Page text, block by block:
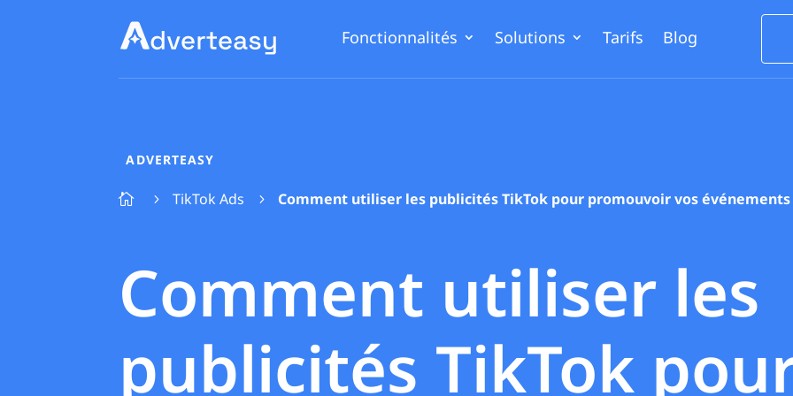
Fonctionnalités Solutions Tarifs Blog
ADVERTEASY
 5 TikTok Ads 5 Comment utiliser les publicités TikTok pour promouvoir vos événements
Comment utiliser les
publicités TikTok